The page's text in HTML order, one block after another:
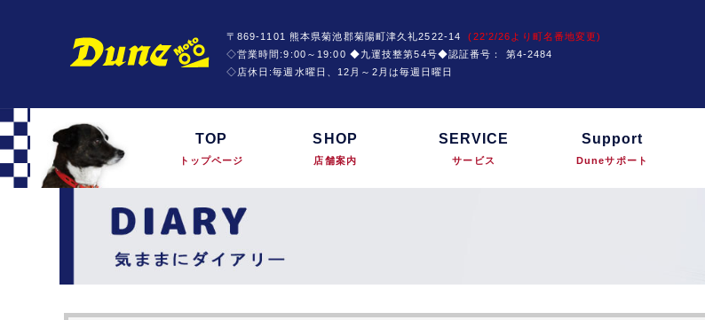
〒869-1101 熊本県菊池郡菊陽町津久礼2522-14(22'2/26より町名番地変更)
◇営業時間:9:00～19:00 ◆九運技整第54号◆認証番号： 第4-2484
◇店休日:毎週水曜日、12月～2月は毎週日曜日
TOP
トップページ
SHOP
店舗案内
SERVICE
サービス
Support
Duneサポート